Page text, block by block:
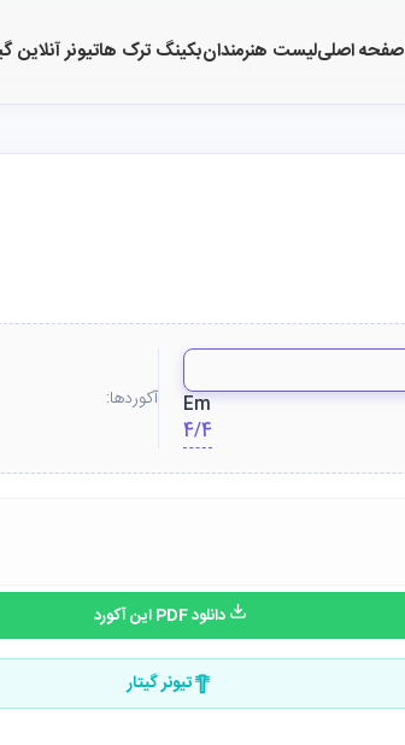
صفحه اصلیلیست هنرمندانبکینگ ترک هاتیونر آنلاین
Em
4/4
آکوردها:
دانلود PDF این آکورد
تیونر گیتار